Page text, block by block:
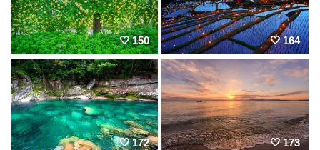
150 164
172 173